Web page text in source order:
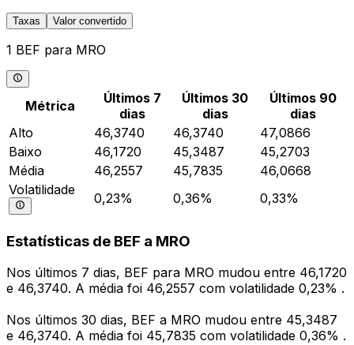
Taxas Valor convertido
1 BEF para MRO
Métrica
Últimos 7
dias
Últimos 30
dias
Últimos 90
dias
Alto
46,3740 46,3740
47,0866
Baixo
46,1720 45,3487
45,2703
Média
46,2557 45,7835
46,0668
Volatilidade
0,23% 0,36% 0,33%
Estatísticas de BEF a MRO
Nos últimos 7 dias, BEF para MRO mudou entre 46,1720
e 46,3740. A média foi 46,2557 com volatilidade 0,23% .
Nos últimos 30 dias, BEF a MRO mudou entre 45,3487
e 46,3740. A média foi 45,7835 com volatilidade 0,36% .